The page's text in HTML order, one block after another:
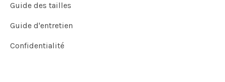
Guide des tailles
Guide d'entretien
Confidentialité